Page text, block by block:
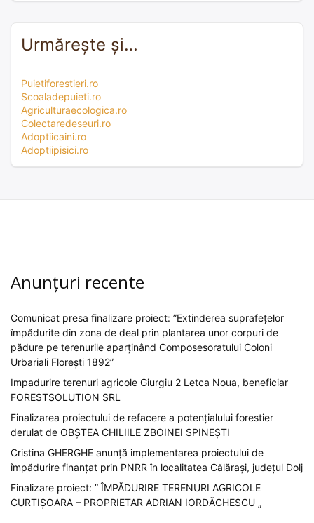
Urmărește și…
Puietiforestieri.ro
Scoaladepuieti.ro
Agriculturaecologica.ro
Colectaredeseuri.ro
Adoptiicaini.ro
Adoptiipisici.ro
Anunțuri recente
Comunicat presa finalizare proiect: ”Extinderea suprafețelor
împădurite din zona de deal prin plantarea unor corpuri de
pădure pe terenurile aparținând Composesoratului Coloni
Urbariali Florești 1892”
Impadurire terenuri agricole Giurgiu 2 Letca Noua, beneficiar
FORESTSOLUTION SRL
Finalizarea proiectului de refacere a potențialului forestier
derulat de OBȘTEA CHILIILE ZBOINEI SPINEȘTI
Cristina GHERGHE anunță implementarea proiectului de
împădurire finanțat prin PNRR în localitatea Călărași, județul Dolj
Finalizare proiect: ” ÎMPĂDURIRE TERENURI AGRICOLE
CURTIȘOARA – PROPRIETAR ADRIAN IORDĂCHESCU „